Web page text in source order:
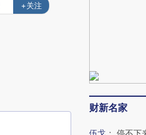
+关注
财新名家
伍戈 ： 停不下